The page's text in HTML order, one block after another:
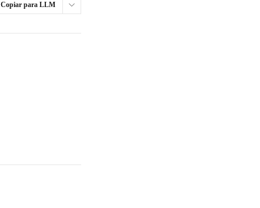
Copiar para LLM